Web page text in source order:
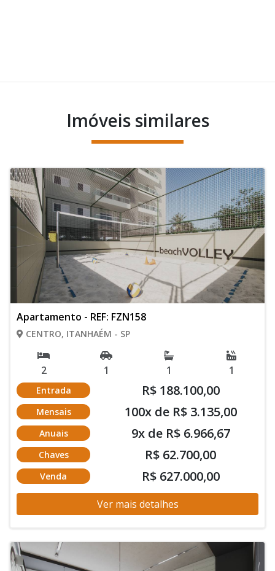
Imóveis similares
Apartamento - REF: FZN158
CENTRO, ITANHAÉM - SP
2 1 1 1
Entrada R$ 188.100,00
Mensais 100x de R$ 3.135,00
Anuais 9x de R$ 6.966,67
Chaves R$ 62.700,00
Venda R$ 627.000,00
Ver mais detalhes